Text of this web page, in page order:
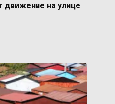
движение на улице